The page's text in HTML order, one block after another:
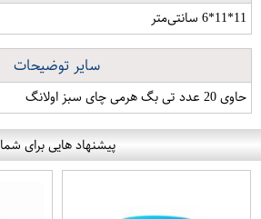
11*11*6 سانتی‌متر
سایر توضیحات
حاوی 20 عدد تی بگ هرمی چای سبز اولانگ
پیشنهاد هایی برای شما